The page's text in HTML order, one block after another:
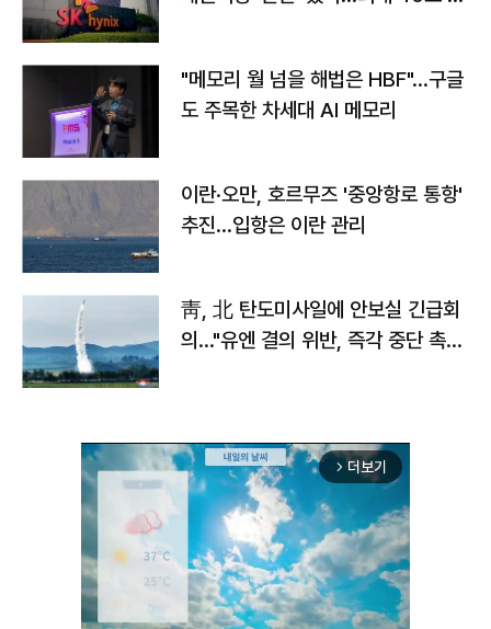
"메모리 월 넘을 해법은 HBF"…구글
도 주목한 차세대 AI 메모리
이란·오만, 호르무즈 '중앙항로 통항'
추진…입항은 이란 관리
靑, 北 탄도미사일에 안보실 긴급회
의…"유엔 결의 위반, 즉각 중단 촉
arrow_forward_ios 더보기